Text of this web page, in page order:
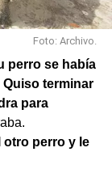
Foto: Archivo.
perro se había
terminar
para
perro y le